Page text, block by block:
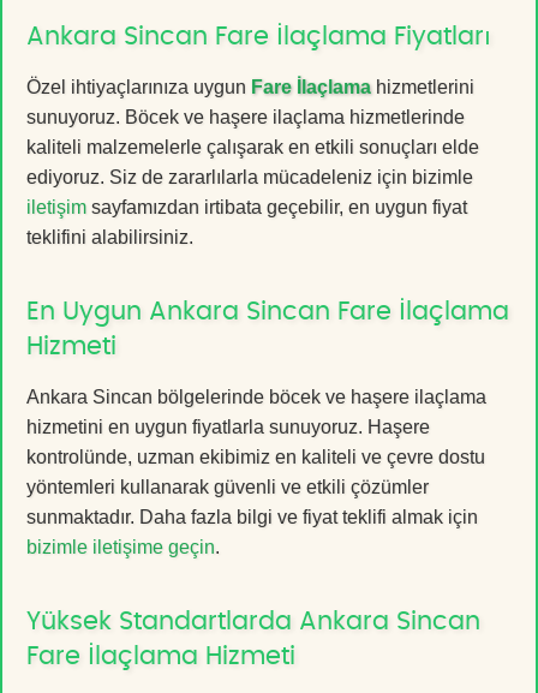
Ankara Sincan Fare İlaçlama Fiyatları
Özel ihtiyaçlarınıza uygun Fare İlaçlamahizmetlerini
sunuyoruz. Böcek ve haşere ilaçlama hizmetlerinde
kaliteli malzemelerle çalışarak en etkili sonuçları elde
ediyoruz. Siz de zararlılarla mücadeleniz için bizimle
iletişim sayfamızdan irtibata geçebilir, en uygun fiyat
teklifini alabilirsiniz.
En Uygun Ankara Sincan Fare İlaçlama
Hizmeti
Ankara Sincan bölgelerinde böcek ve haşere ilaçlama
hizmetini en uygun fiyatlarla sunuyoruz. Haşere
kontrolünde, uzman ekibimiz en kaliteli ve çevre dostu
yöntemleri kullanarak güvenli ve etkili çözümler
sunmaktadır. Daha fazla bilgi ve fiyat teklifi almak için
bizimle iletişime geçin.
Yüksek Standartlarda Ankara Sincan
Fare İlaçlama Hizmeti